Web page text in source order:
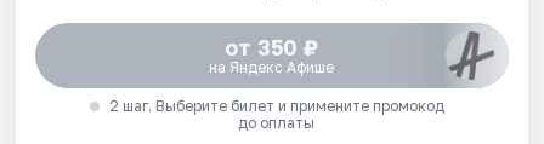
от 350 ₽
на Яндекс Афише
2 шаг. Выберите билет и примените промокод
до оплаты